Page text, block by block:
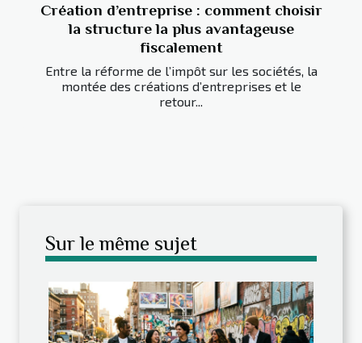
Création d’entreprise : comment choisir
la structure la plus avantageuse
fiscalement
Entre la réforme de l’impôt sur les sociétés, la
montée des créations d’entreprises et le
retour...
Sur le même sujet